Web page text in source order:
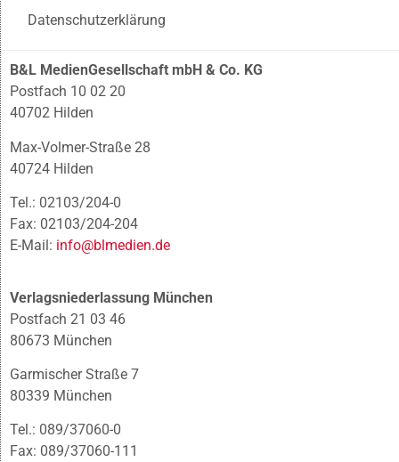
Datenschutzerklärung
B&L MedienGesellschaft mbH & Co. KG
Postfach 10 02 20
40702 Hilden
Max-Volmer-Straße 28
40724 Hilden
Tel.: 02103/204-0
Fax: 02103/204-204
E-Mail: info@blmedien.de
Verlagsniederlassung München
Postfach 21 03 46
80673 München
Garmischer Straße 7
80339 München
Tel.: 089/37060-0
Fax: 089/37060-111